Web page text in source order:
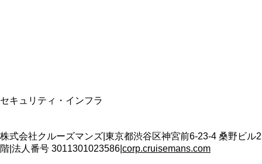
セキュリティ・インフラ
株式会社クルーズマンズ 東京都渋谷区神宮前6-23-4 桑野ビル2
階 法人番号 3011301023586 corp.cruisemans.com